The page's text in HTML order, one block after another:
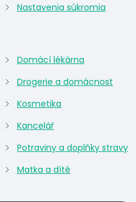
Domácí lékárna
Drogerie a domácnost
Kosmetika
Kancelář
Potraviny a doplňky stravy
Matka a dítě
Nastavenia súkromia